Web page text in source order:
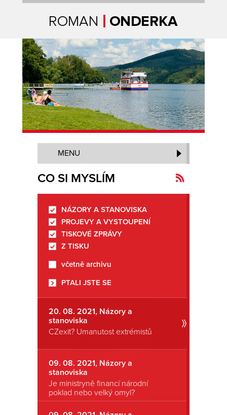
MENU
CO SI MYSLÍM
NÁZORY A STANOVISKA
PROJEVY A VYSTOUPENÍ
TISKOVÉ ZPRÁVY
Z TISKU
včetně archivu
PTALI JSTE SE
20. 08. 2021, Názory a
stanoviska
CZexit? Umanutost extrémistů
09. 08. 2021, Názory a
stanoviska
Je ministryně financí národní
poklad nebo velký omyl?